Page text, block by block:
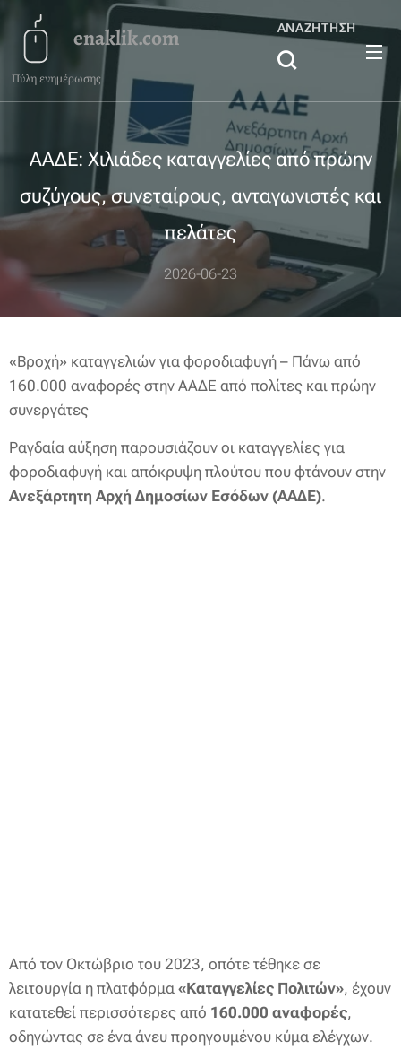
enaklik.com
Πύλη ενημέρωσης
ΑΝΑΖΉΤΗΣΗ
ΑΑΔΕ: Χιλιάδες καταγγελίες από πρώην
συζύγους, συνεταίρους, ανταγωνιστές και
πελάτες
2026-06-23
«Βροχή» καταγγελιών για φοροδιαφυγή – Πάνω από
160.000 αναφορές στην ΑΑΔΕ από πολίτες και πρώην
συνεργάτες
Ραγδαία αύξηση παρουσιάζουν οι καταγγελίες για
φοροδιαφυγή και απόκρυψη πλούτου που φτάνουν στην
Ανεξάρτητη Αρχή Δημοσίων Εσόδων (ΑΑΔΕ).
Από τον Οκτώβριο του 2023, οπότε τέθηκε σε
λειτουργία η πλατφόρμα «Καταγγελίες Πολιτών», έχουν
κατατεθεί περισσότερες από 160.000 αναφορές,
οδηγώντας σε ένα άνευ προηγουμένου κύμα ελέγχων.